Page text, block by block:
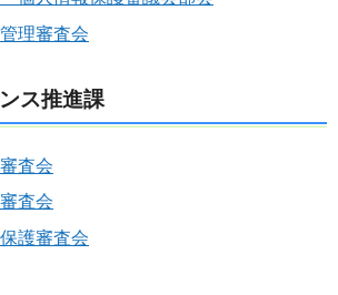
理審査会
ス推進課
査会
査会
護審査会